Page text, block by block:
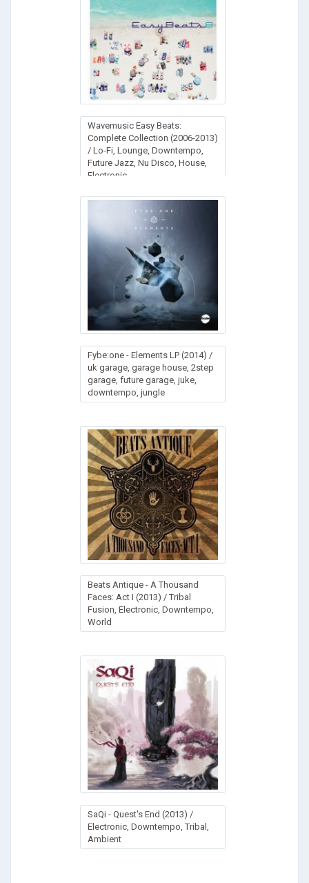
Wavemusic Easy Beats:
Complete Collection (2006-2013)
/ Lo-Fi, Lounge, Downtempo,
Future Jazz, Nu Disco, House,
Electronic
Fybe:one - Elements LP (2014) /
uk garage, garage house, 2step
garage, future garage, juke,
downtempo, jungle
Beats Antique - A Thousand
Faces: Act I (2013) / Tribal
Fusion, Electronic, Downtempo,
World
SaQi - Quest's End (2013) /
Electronic, Downtempo, Tribal,
Ambient